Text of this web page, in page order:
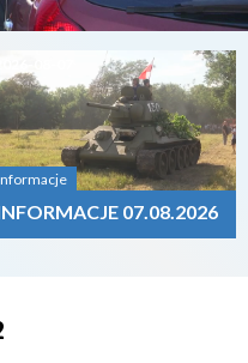
07.08.2026